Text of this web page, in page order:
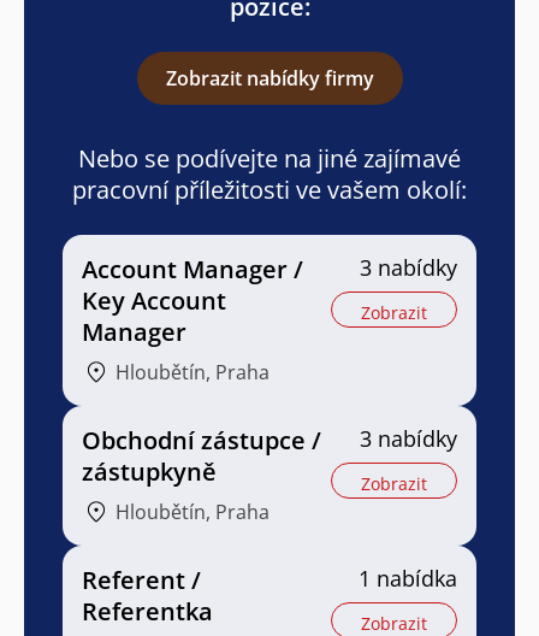
pozice:
Zobrazit nabídky firmy
Nebo se podívejte na jiné zajímavé
pracovní příležitosti ve vašem okolí:
Account Manager /
Key Account
Manager
Hloubětín, Praha
3 nabídky
Zobrazit
Obchodní zástupce /
zástupkyně
Hloubětín, Praha
3 nabídky
Zobrazit
Referent /
Referentka
1 nabídka
Zobrazit